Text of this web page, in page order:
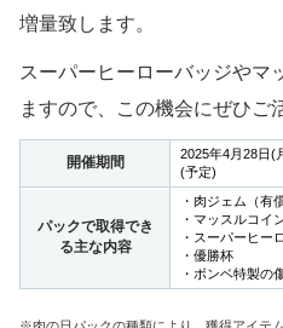
増量致します。
スーパーヒーローバッジやマ
ますので、この機会にぜひご
開催期間
2025年4月28日(
(予定)
パックで取得でき
る主な内容
・肉ジェム（有償
・マッスルコイ
・スーパーヒー
・優勝杯
・ボンベ特製の